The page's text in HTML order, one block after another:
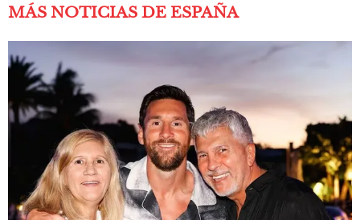
MÁS NOTICIAS DE ESPAÑA